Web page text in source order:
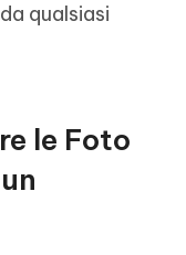
qualsiasi
le Foto